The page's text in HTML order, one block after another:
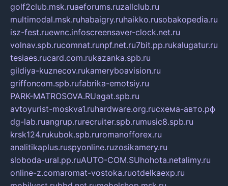
golf2club.msk.ruaeforums.ruzallclub.ru
multimodal.msk.ruhabaigry.ruhaikko.rusobakopedia.ru
isz-fest.ruewnc.infoscreensaver-clock.net.ru
volnav.spb.rucomnat.runpf.net.ru7bit.pp.rukalugatur.ru
tesiaes.rucard.com.rukazanka.spb.ru
gildiya-kuznecov.rukameryboavision.ru
griffoncom.spb.rufabrika-emotsiy.ru
PARK-MATROSOVA.RUagat.spb.ru
avtoyurist-moskva1.ruhardware.org.ruсхема-авто.рф
dg-lab.ruangrup.rurecruiter.spb.rumusic8.spb.ru
krsk124.rukubok.spb.ruromanofforex.ru
analitikaplus.ruspyonline.ruzosikamery.ru
sloboda-ural.pp.ruAUTO-COM.SUhohota.netalimy.ru
online-z.comaromat-vostoka.ruotdelkaexp.ru